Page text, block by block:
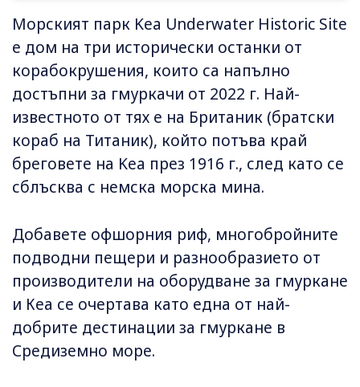
Морският парк Kea Underwater Historic Site
е дом на три исторически останки от
корабокрушения, които са напълно
достъпни за гмуркачи от 2022 г. Най-
известното от тях е на Британик (братски
кораб на Титаник), който потъва край
бреговете на Kea през 1916 г., след като се
сблъсква с немска морска мина.
Добавете офшорния риф, многобройните
подводни пещери и разнообразието от
производители на оборудване за гмуркане
и Кеа се очертава като една от най-
добрите дестинации за гмуркане в
Средиземно море.